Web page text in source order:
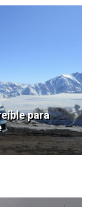
para